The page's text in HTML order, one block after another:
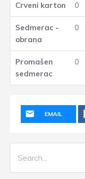
0
0
0
EMAIL